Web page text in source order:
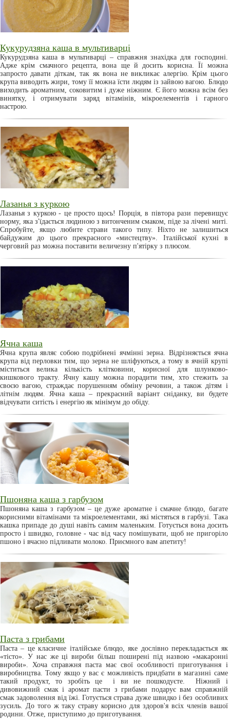
Кукурудзяна каша в мультиварці
Кукурудзяна каша в мультиварці – справжня знахідка для господині.
Адже крім смачного рецепта, вона ще й досить корисна. Її можна
запросто давати діткам, так як вона не викликає алергію. Крім цього
крупа виводить жири, тому її можна їсти людям із зайвою вагою. Блюдо
виходить ароматним, соковитим і дуже ніжним. Є його можна всім без
винятку, і отримувати заряд вітамінів, мікроелементів і гарного
настрою.
Лазанья з куркою
Лазанья з куркою - це просто щось! Порція, в півтора рази перевищує
норму, яка з'їдається людиною з витонченим смаком, піде за лічені миті.
Спробуйте, якщо любите страви такого типу. Ніхто не залишиться
байдужим до цього прекрасного «мистецтву». Італійської кухні в
черговий раз можна поставити величезну п'ятірку з плюсом.
Ячна каша
Ячна крупа являє собою подрібнені ячмінні зерна. Відрізняється ячна
крупа від перловки тим, що зерна не шліфуються, а тому в ячній крупі
міститься велика кількість клітковини, корисної для шлунково-
кишкового тракту. Ячну кашу можна порадити тим, хто стежить за
своєю вагою, страждає порушенням обміну речовин, а також дітям і
літнім людям. Ячна каша – прекрасний варіант сніданку, ви будете
відчувати ситість і енергію як мінімум до обіду.
Пшоняна каша з гарбузом
Пшоняна каша з гарбузом – це дуже ароматне і смачне блюдо, багате
корисними вітамінами та мікроелементами, які містяться в гарбузі. Така
кашка припаде до душі навіть самим маленьким. Готується вона досить
просто і швидко, головне - час від часу помішувати, щоб не пригоріло
пшоно і вчасно підливати молоко. Приємного вам апетиту!
Паста з грибами
Паста – це класичне італійське блюдо, яке дослівно перекладається як
«тісто». У нас же ці вироби більш поширені під назвою «макаронні
вироби». Хоча справжня паста має свої особливості приготування і
виробництва. Тому якщо у вас є можливість придбати в магазині саме
такий продукт, то зробіть це і ви не пошкодуєте. Ніжний і
дивовижний смак і аромат пасти з грибами подарує вам справжній
смак задоволення від їжі. Готується страва дуже швидко і без особливих
зусиль. До того ж таку страву корисно для здоров'я всіх членів вашої
родини. Отже, приступимо до приготування.